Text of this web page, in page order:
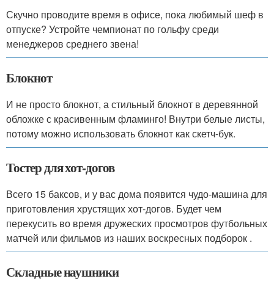
Скучно проводите время в офисе, пока любимый шеф в
отпуске? Устройте чемпионат по гольфу среди
менеджеров среднего звена!
Блокнот
И не просто блокнот, а стильный блокнот в деревянной
обложке с красивенным фламинго! Внутри белые листы,
потому можно использовать блокнот как скетч-бук.
Тостер для хот-догов
Всего 15 баксов, и у вас дома появится чудо-машина для
приготовления хрустящих хот-догов. Будет чем
перекусить во время дружеских просмотров футбольных
матчей или фильмов из наших воскресных подборок .
Складные наушники